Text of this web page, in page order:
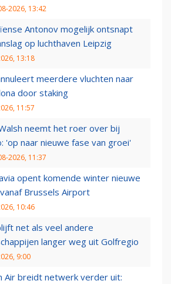
2026, 13:42
Antonov mogelijk ontsnapt
op luchthaven Leipzig
13:18
meerdere vluchten naar
door staking
11:57
neemt het roer over bij
'op naar nieuwe fase van groei'
2026, 11:37
opent komende winter nieuwe
Brussels Airport
10:46
net als veel andere
langer weg uit Golfregio
9:00
Air breidt netwerk verder uit: